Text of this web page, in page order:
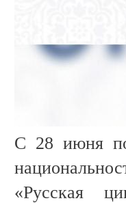
С 28 июня по
«Русская